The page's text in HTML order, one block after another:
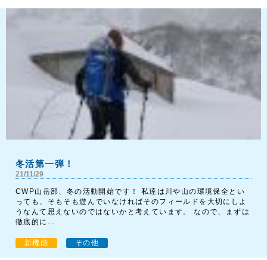
冬活第一弾！
21/11/29
CWP山岳部、冬の活動開始です！ 私達は川や山の環境保全とい
っても、そもそも遊んでいなければそのフィールドを大切にしよ
うなんて思えないのではないかと考えています。 なので、まずは
徹底的に...
新機能 その他